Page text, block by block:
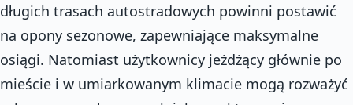
długich trasach autostradowych powinni postawić
na opony sezonowe, zapewniające maksymalne
osiągi. Natomiast użytkownicy jeżdżący głównie po
mieście i w umiarkowanym klimacie mogą rozważyć